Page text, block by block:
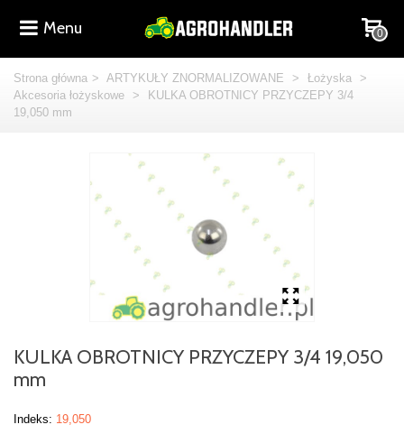
Menu 0
Strona główna > ARTYKUŁY ZNORMALIZOWANE > Łożyska >
Akcesoria łożyskowe
>
KULKA OBROTNICY PRZYCZEPY 3/4
19,050 mm
KULKA OBROTNICY PRZYCZEPY 3/4 19,050
mm
Indeks: 19,050